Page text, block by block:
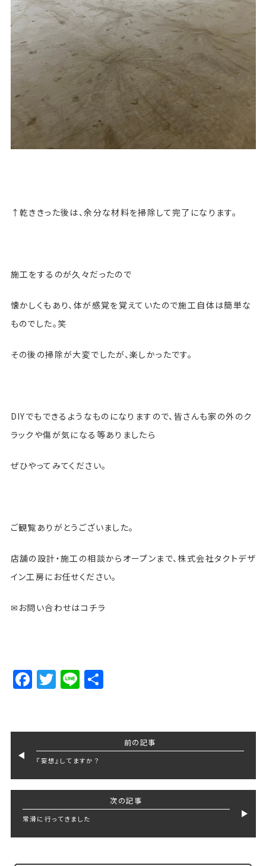
↑乾ききった後は、余分な材料を掃除して完了になります。
施工をするのが久々だったので
懐かしくもあり、体が感覚を覚えていたので施工自体は簡単な
ものでした。笑
その後の掃除が大変でしたが、楽しかったです。
DIYでもできるようなものになりますので、皆さんも家の外のク
ラックや傷が気になる等ありましたら
ぜひやってみてください。
ご観覧ありがとうございました。
店舗の設計・施工の相談からオープンまで、株式会社タクトデザ
イン工房にお任せください。
✉お問い合わせはコチラ
Facebook
Twitter
LineShare
前の記事
『妄想』してますか？
次の記事
常滑に行ってきました